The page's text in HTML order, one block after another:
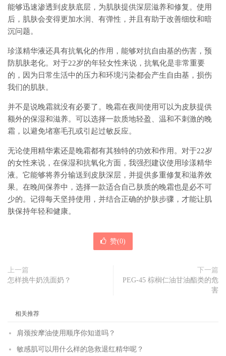
能够迅速渗透到皮肤底层，为肌肤提供深层滋养和修复。使用
后，肌肤会变得更加水润、有弹性，并且有助于改善细纹和暗
沉问题。
珍漾精华液还具有抗氧化的作用，能够对抗自由基的伤害，预
防肌肤老化。对于22岁的年轻女性来说，抗氧化是非常重要
的，因为日常生活中的压力和环境污染都会产生自由基，损伤
我们的肌肤。
并不是说晚霜就没有必要了。晚霜在夜间使用可以为皮肤提供
额外的保湿和滋养。可以选择一款质地轻盈、温和不刺激的晚
霜，以避免堵塞毛孔或引起过敏反应。
无论使用精华素还是晚霜都有其独特的功效和作用。对于22岁
的女性来说，在保湿和抗氧化方面，我强烈建议使用珍漾精华
液。它能够将养分输送到皮肤深层，并提供多重修复和滋养效
果。在晚间保养中，选择一款适合自己肤质的晚霜也是必不可
少的。记得每天坚持使用，并结合正确的护肤步骤，才能让肌
肤保持年轻和健康。
赞(0)
上一篇
怎样挑牛奶洗面奶？
下一篇
PEG-45 棕榈仁油甘油酯类的危
害
相关推荐
肩颈按摩油使用顺序你知道吗？
敏感肌可以用什么样的急救退红精华呢？